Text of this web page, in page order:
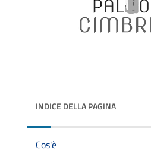
INDICE DELLA PAGINA
Cos'è